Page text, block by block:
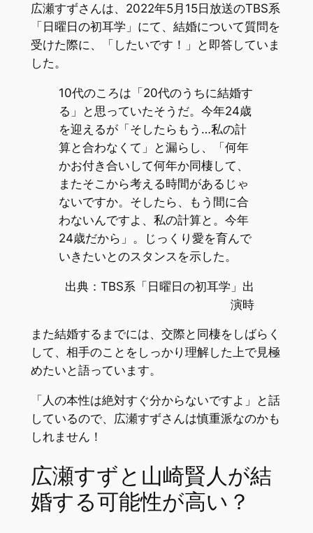
広瀬すずさんは、2022年5月15日放送のTBS系
「日曜日の初耳学」にて、結婚について質問を
受けた際に、「したいです！」と即答していま
した。
10代のころは「20代のうちに結婚す
る」と思っていたそうだ。今年24歳
を迎えるが「そしたらもう…私の計
算と合わなくて」と漏らし、「何年
かお付き合いして何年か同棲して、
またそこから考える時間があるじゃ
ないですか。そしたら、もう間に合
わないんですよ、私の計算と。今年
24歳だから」。じっくり愛を育んで
いきたいとのスタンスを示した。
出典：TBS系「日曜日の初耳学」出
演時
また結婚するまでには、交際と同棲をしばらく
して、相手のことをしっかり理解した上で見極
めたいと語っています。
「人の本性は絶対すぐ分からないですよ」と話
しているので、広瀬すずさんは慎重派なのかも
しれません！
広瀬すずと山崎賢人が結
婚する可能性が高い？